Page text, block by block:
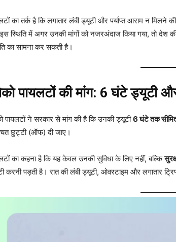
का तर्क है कि लगातार लंबी ड्यूटी और पर्याप्त आराम न मिलने
स्थिति में अगर उनकी मांगों को नजरअंदाज किया गया, तो देश
का सामना कर सकती है।
पायलटों की मांग: 6 घंटे ड्यूटी
पायलटों ने सरकार से मांग की है कि उनकी ड्यूटी6 घंटे तक
छुट्टी (ऑफ) दी जाए।
का कहना है कि यह केवल उनकी सुविधा के लिए नहीं, बल्कि
करनी पड़ती है। रात की लंबी ड्यूटी, ओवरटाइम और लगातार